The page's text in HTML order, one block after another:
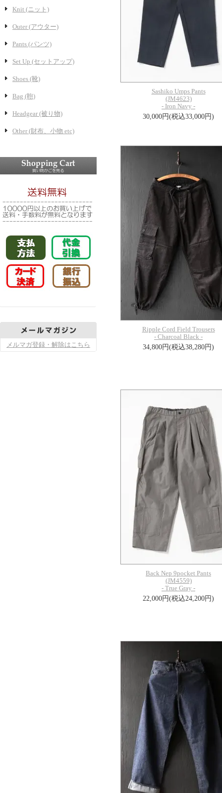
Knit (ニット)
Outer (アウター)
Pants (パンツ)
Set Up (セットアップ)
Shoes (靴)
Bag (鞄)
Headgear (被り物)
Other (財布、小物 etc)
メルマガ登録・解除はこちら
Sashiko Umps Pants
(JM4623)
- Iron Navy -
30,000円(税込33,000円)
Ripple Cord Field Trousers
- Charcoal Black -
34,800円(税込38,280円)
Back Nep 9pocket Pants
(JM4559)
- True Gray -
22,000円(税込24,200円)